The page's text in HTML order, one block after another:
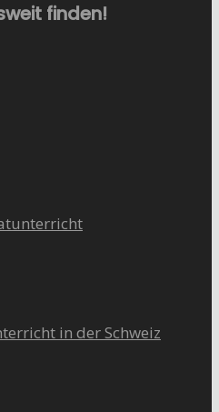
finden!
in der Schweiz